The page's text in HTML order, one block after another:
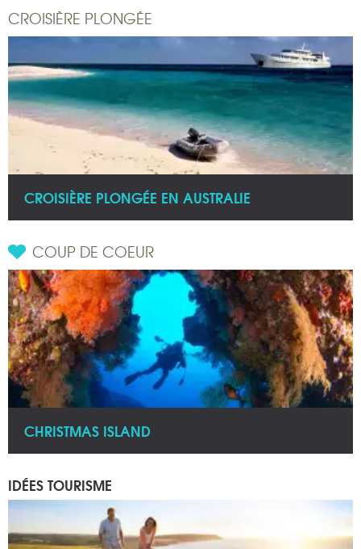
CROISIÈRE PLONGÉE
CROISIÈRE PLONGÉE EN AUSTRALIE
COUP DE COEUR
CHRISTMAS ISLAND
IDÉES TOURISME